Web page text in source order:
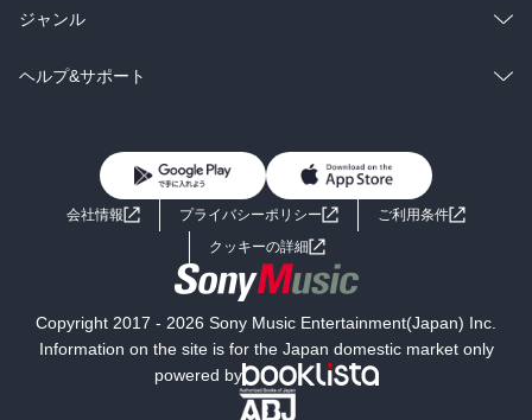
BL・TL
雑誌・グラビア
BL・TL
ラノベ
雑誌・グラビア
総合
ラノベ
ジャンル
コミック
ライトノベル 男子向けラノベ
小説
海外小説
ミステリー SF
文学
ヘルプ&サポート
よくあるご質問 お問い合わせ
会社情報 プライバシーポリシー
ご利用条件
クッキーの詳細
Copyright 2017 - 2026 Sony Music Entertainment(Japan) Inc.
Information on the site is for the Japan domestic market only
powered by